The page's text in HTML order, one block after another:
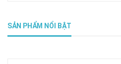
SẢN PHẨM NỔI BẬT